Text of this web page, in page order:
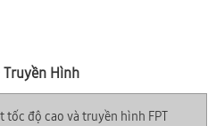
Hình
độ cao và truyền hình FPT